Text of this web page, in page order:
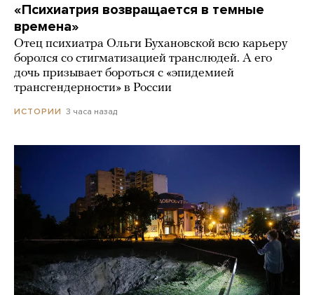
«Психиатрия возвращается в темные
времена»
Отец психиатра Ольги Бухановской всю карьеру
боролся со стигматизацией транслюдей. А его
дочь призывает бороться с «эпидемией
трансгендерности» в России
ИСТОРИИ 3 часа назад